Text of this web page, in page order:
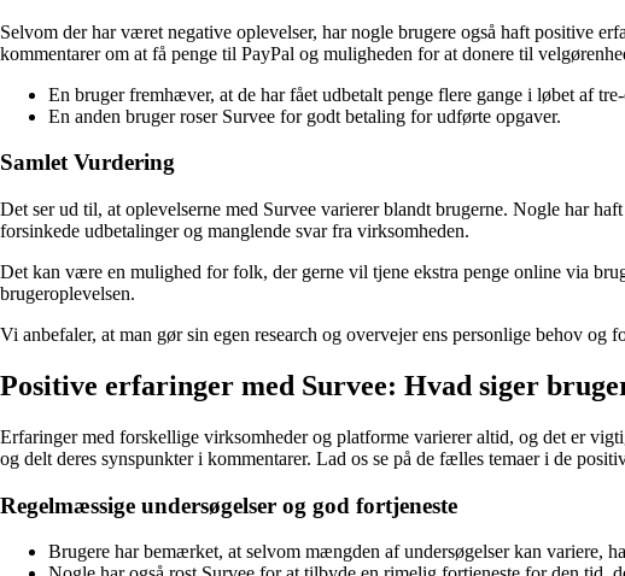
Selvom der har været negative oplevelser, har nogle brugere også haft positive
kommentarer om at få penge til PayPal og muligheden for at donere til
En bruger fremhæver, at de har fået udbetalt penge flere gange i løbet af
En anden bruger roser Survee for godt betaling for udførte opgaver.
Samlet Vurdering
Det ser ud til, at oplevelserne med Survee varierer blandt brugerne. Nogle har
forsinkede udbetalinger og manglende svar fra virksomheden.
Det kan være en mulighed for folk, der gerne vil tjene ekstra penge online via
brugeroplevelsen.
Vi anbefaler, at man gør sin egen research og overvejer ens personlige behov
Positive erfaringer med Survee: Hvad siger
Erfaringer med forskellige virksomheder og platforme varierer altid, og det er
og delt deres synspunkter i kommentarer. Lad os se på de fælles temaer i de
Regelmæssige undersøgelser og god fortjeneste
Brugere har bemærket, at selvom mængden af undersøgelser kan variere,